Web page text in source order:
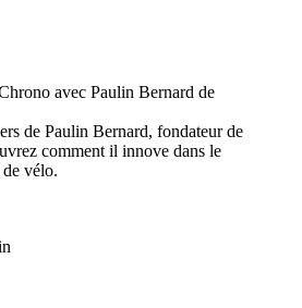
avec Paulin Bernard de
de Paulin Bernard, fondateur de
comment il innove dans le
de vélo.